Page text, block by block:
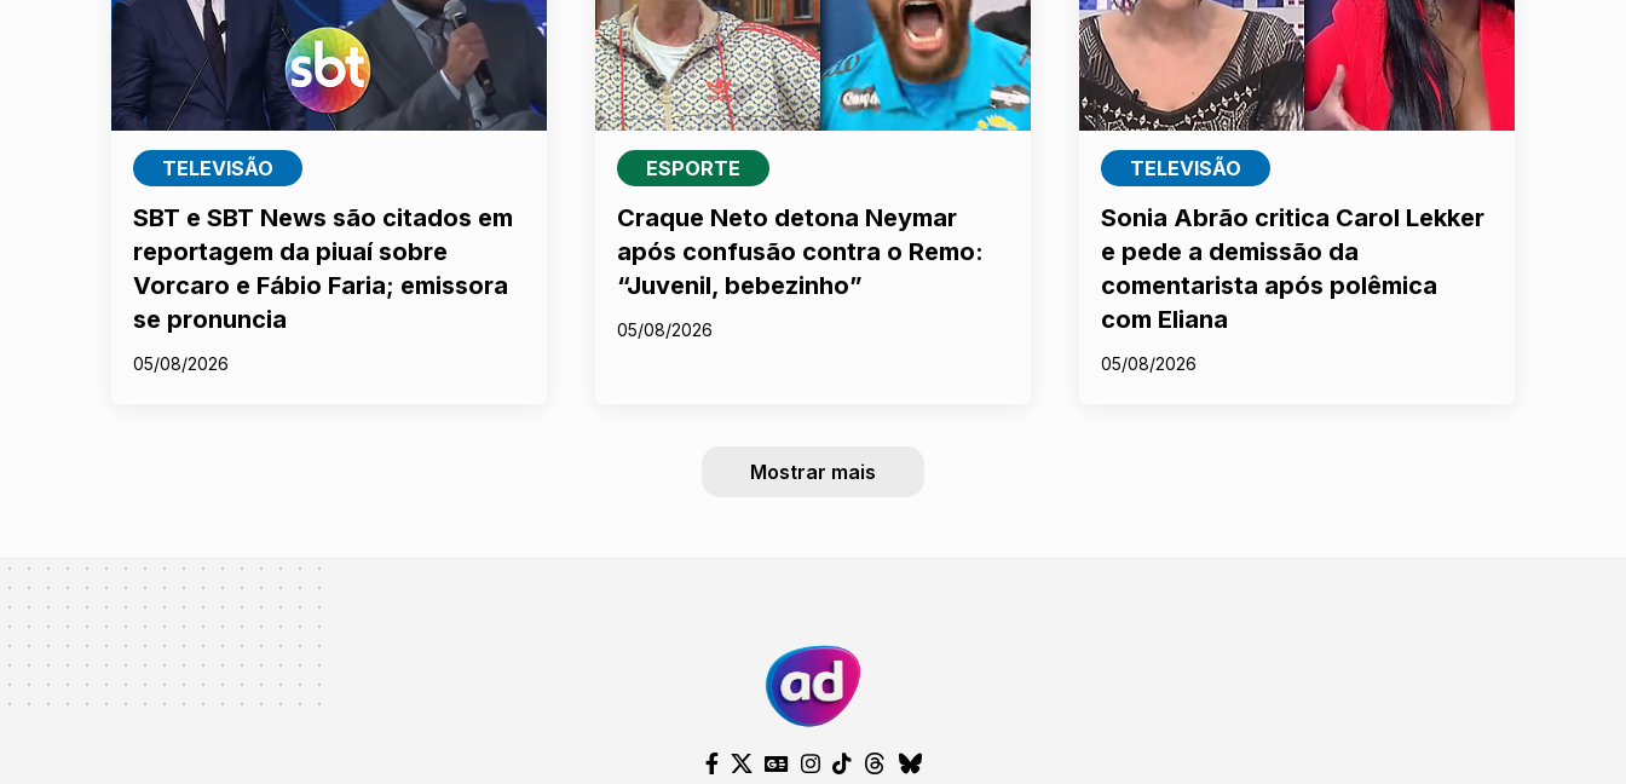
TELEVISÃO
SBT e SBT News são citados em
reportagem da piuaí sobre
Vorcaro e Fábio Faria; emissora
se pronuncia
05/08/2026
ESPORTE
Craque Neto detona Neymar
após confusão contra o Remo:
“Juvenil, bebezinho”
05/08/2026
TELEVISÃO
Sonia Abrão critica Carol Lekker
e pede a demissão da
comentarista após polêmica
com Eliana
05/08/2026
Mostrar mais